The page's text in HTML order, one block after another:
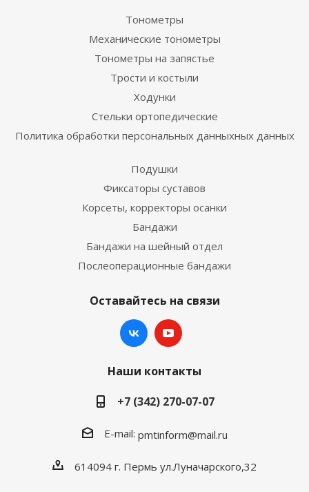
Тонометры
Механические тонометры
Тонометры на запястье
Трости и костыли
Ходунки
Стельки ортопедические
Политика обработки персональных данныхных данных
Подушки
Фиксаторы суставов
Корсеты, корректоры осанки
Бандажи
Бандажи на шейный отдел
Послеоперационные бандажи
Оставайтесь на связи
Наши контакты
+7 (342) 270-07-07
E-mail: pmtinform@mail.ru
614094 г. Пермь ул.Луначарского,32